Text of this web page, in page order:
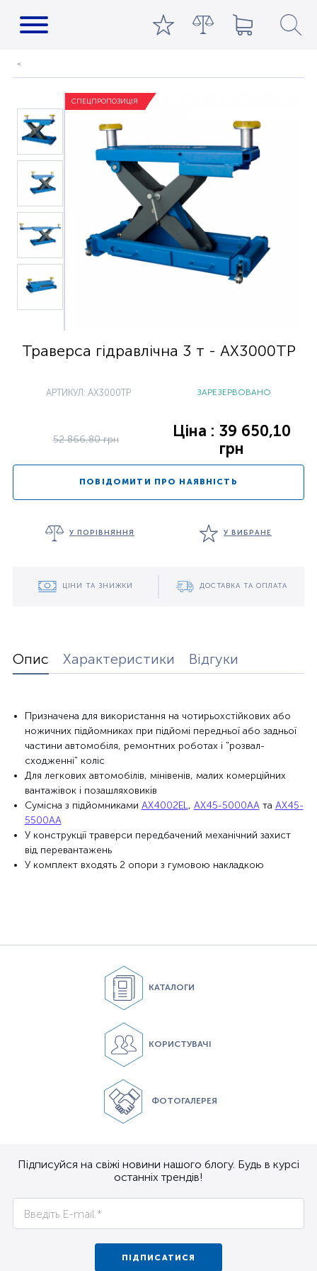
СПЕЦПРОПОЗИЦІЯ
Траверса гідравлічна 3 т - AX3000TP
АРТИКУЛ: AX3000TP ЗАРЕЗЕРВОВАНО
52 866,80 грн
Ціна : 39 650,10
грн
ПОВІДОМИТИ ПРО НАЯВНІСТЬ
У ПОРІВНЯННЯ У ВИБРАНЕ
ЦІНИ ТА ЗНИЖКИ ДОСТАВКА ТА ОПЛАТА
Опис Характеристики Відгуки
Призначена для використання на чотирьохстійкових або
ножичних підйомниках при підйомі передньої або задньої
частини автомобіля, ремонтних роботах і "розвал-
сходженні" коліс
Для легкових автомобілів, мінівенів, малих комерційних
вантажівок і позашляховиків
Сумісна з підйомниками AX4002EL, AX45-5000AAта AX45-
5500AA
У конструкції траверси передбачений механічний захист
від перевантажень
У комплект входять 2 опори з гумовою накладкою
КАТАЛОГИ
КОРИСТУВАЧІ
ФОТОГАЛЕРЕЯ
Підписуйся на свіжі новини нашого блогу. Будь в курсі
останніх трендів!
ПІДПИСАТИСЯ